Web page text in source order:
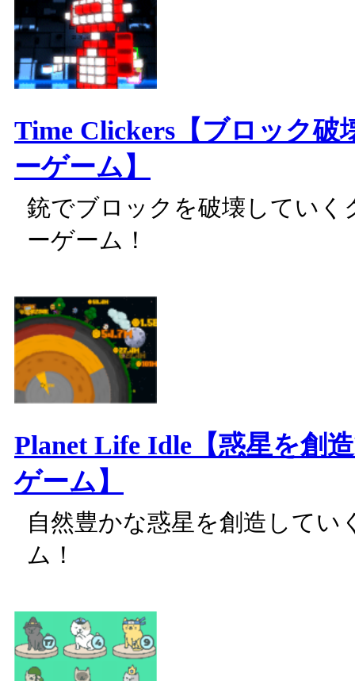
Time Clickers【ブロック破
ーゲーム】
銃でブロックを破壊していく
ーゲーム！
Planet Life Idle【惑星を創
ゲーム】
自然豊かな惑星を創造してい
ム！